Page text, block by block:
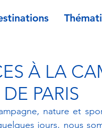
À LA
PARIS
nature et
jours, nous